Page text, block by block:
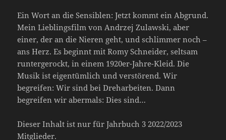
Ein Wort an die Sensiblen: Jetzt kommt ein Abgrund.
Mein Lieblingsfilm von Andrzej Zulawski, aber
einer, der an die Nieren geht, und schlimmer noch –
ans Herz. Es beginnt mit Romy Schneider, seltsam
runtergerockt, in einem 1920er-Jahre-Kleid. Die
Musik ist eigentümlich und verstörend. Wir
begreifen: Wir sind bei Dreharbeiten. Dann
begreifen wir abermals: Dies sind…
Dieser Inhalt ist nur für Jahrbuch 3 2022/2023
Mitglieder.